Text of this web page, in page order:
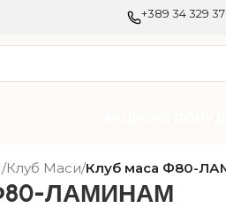
+389 34 329
/Клуб Маси/Клуб маса Ф80-
ЛАМИНАМ